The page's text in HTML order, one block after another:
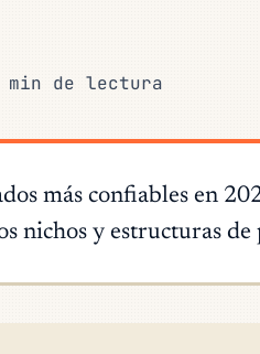
min de lectura
más confiables en
nichos y estructuras